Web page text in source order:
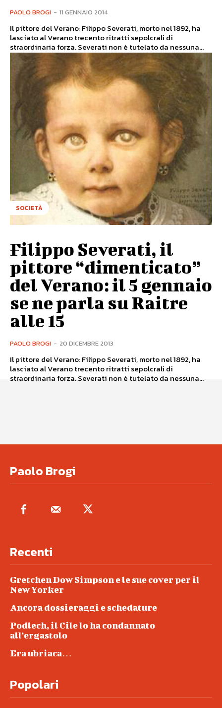
PAOLO BROGI - 11 GENNAIO 2014
Il pittore del Verano: Filippo Severati, morto nel 1892, ha
lasciato al Verano trecento ritratti sepolcrali di
straordinaria forza. Severati non è tutelato da nessuna...
SOCIETÀ
Filippo Severati, il
pittore “dimenticato”
del Verano: il 5 gennaio
se ne parla su Raitre
alle 15
PAOLO BROGI - 20 DICEMBRE 2013
Il pittore del Verano: Filippo Severati, morto nel 1892, ha
lasciato al Verano trecento ritratti sepolcrali di
straordinaria forza. Severati non è tutelato da nessuna...
Paolo Brogi
Recenti
Gretchen Dow Simpson e le sue cover per il
New Yorker
Ancora dossieraggi e schedature
Podlech, il Cile lo ha condannato
all’ergastolo
Era ubriaca…
Popolari